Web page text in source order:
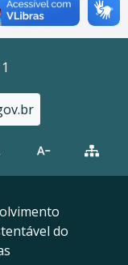
do